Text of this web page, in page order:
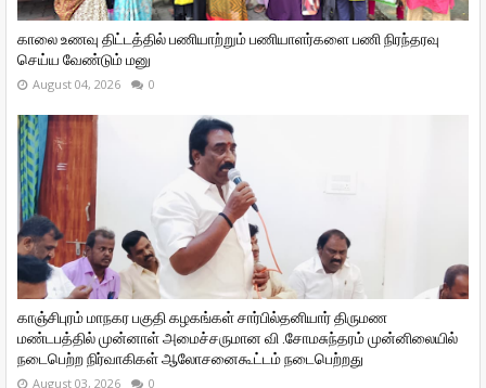
காலை உணவு திட்டத்தில் பணியாற்றும் பணியாளர்களை பணி நிரந்தரவு
செய்ய வேண்டும் மனு
August 04, 2026 0
காஞ்சிபுரம் மாநகர பகுதி கழகங்கள் சார்பில்தனியார் திருமண
மண்டபத்தில் முன்னாள் அமைச்சருமான வி ‌.சோமசுந்தரம் முன்னிலையில்
நடைபெற்ற நிர்வாகிகள் ஆலோசனைகூட்டம் நடைபெற்றது
August 03, 2026 0